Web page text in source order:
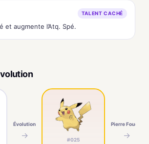
TALENT CACHÉ
et augmente l’Atq. Spé.
Évolution
→ #025
Pierre Foudre
→